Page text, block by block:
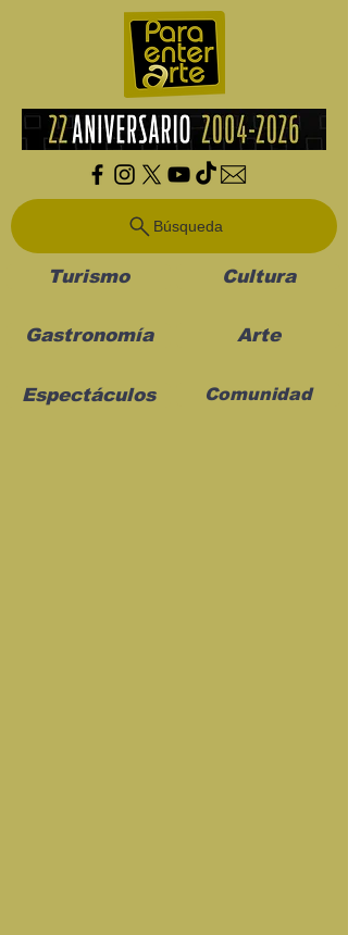
Búsqueda
Turismo Cultura
Gastronomía Arte
Espectáculos Comunidad